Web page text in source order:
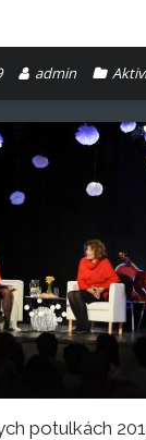
admin
potulkách